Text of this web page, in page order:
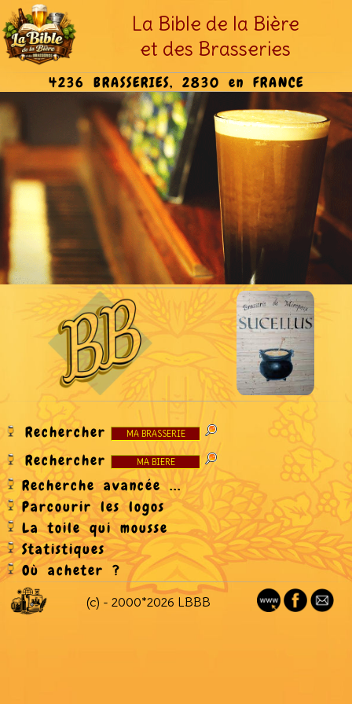
La Bible de la Bière
et des Brasseries
4236 BRASSERIES, 2830 en FRANCE
Rechercher
Rechercher
Recherche avancée ...
Parcourir les logos
La toile qui mousse
Statistiques
Où acheter ?
(c) - 2000*2026 LBBB